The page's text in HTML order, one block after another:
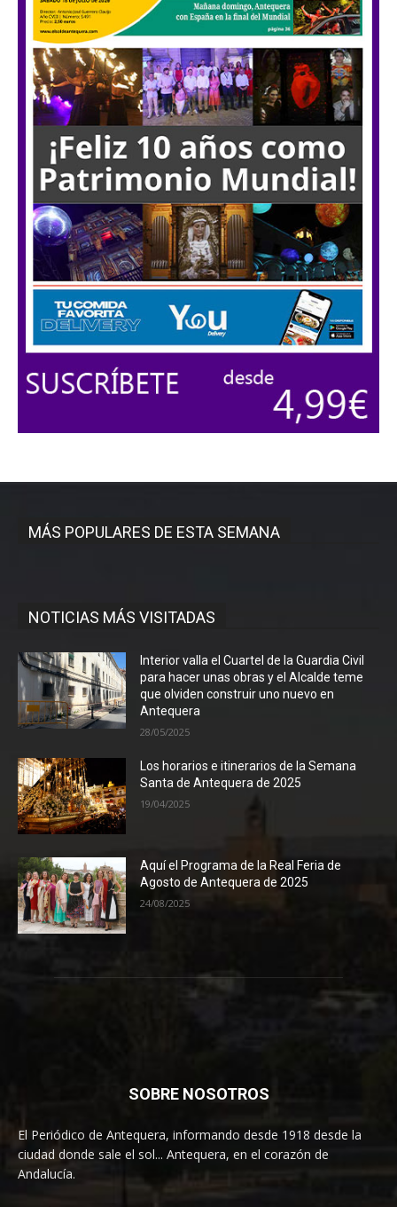
MÁS POPULARES DE ESTA SEMANA
NOTICIAS MÁS VISITADAS
Interior valla el Cuartel de la Guardia Civil
para hacer unas obras y el Alcalde teme
que olviden construir uno nuevo en
Antequera
28/05/2025
Los horarios e itinerarios de la Semana
Santa de Antequera de 2025
19/04/2025
Aquí el Programa de la Real Feria de
Agosto de Antequera de 2025
24/08/2025
SOBRE NOSOTROS
El Periódico de Antequera, informando desde 1918 desde la
ciudad donde sale el sol... Antequera, en el corazón de
Andalucía.